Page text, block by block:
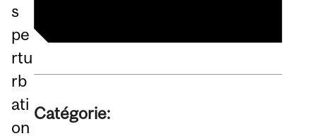
s
pe
rtu
rb
ati
on
Catégorie: